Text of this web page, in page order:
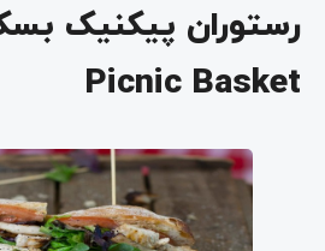
Picnic Basket